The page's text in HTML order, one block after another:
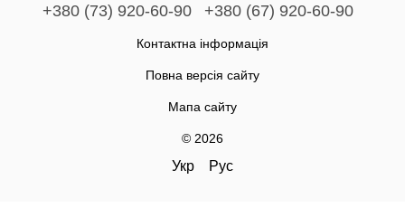
+380 (73) 920-60-90 +380 (67) 920-60-90
Контактна інформація
Повна версія сайту
Мапа сайту
© 2026
Укр Рус